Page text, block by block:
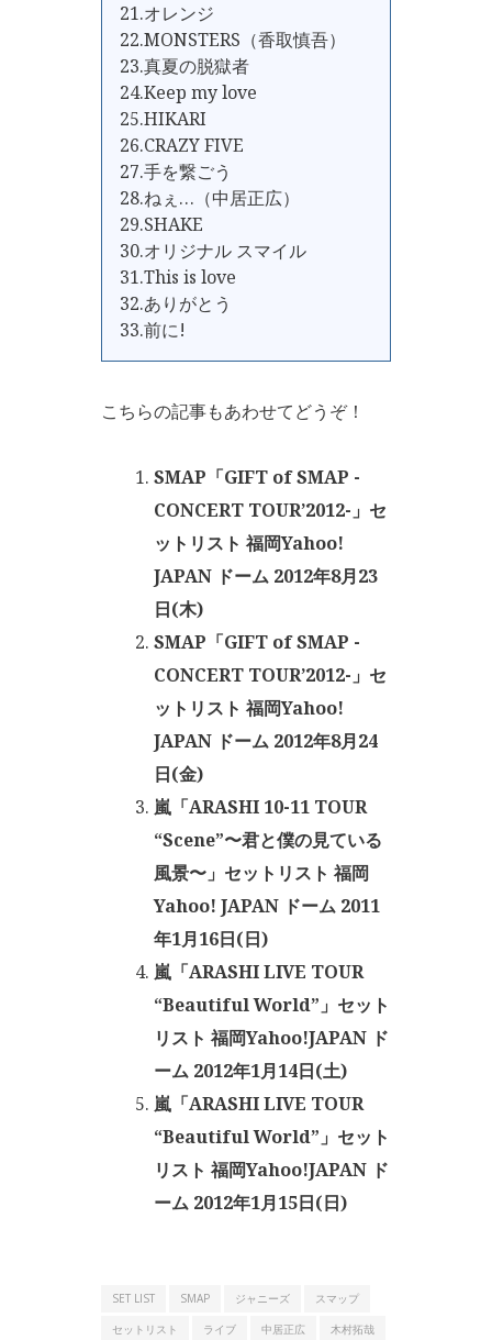
21.オレンジ
22.MONSTERS（香取慎吾）
23.真夏の脱獄者
24.Keep my love
25.HIKARI
26.CRAZY FIVE
27.手を繋ごう
28.ねぇ…（中居正広）
29.SHAKE
30.オリジナル スマイル
31.This is love
32.ありがとう
33.前に!
こちらの記事もあわせてどうぞ！
SMAP「GIFT of SMAP -
CONCERT TOUR’2012-」セ
ットリスト 福岡Yahoo!
JAPAN ドーム 2012年8月23
日(木)
SMAP「GIFT of SMAP -
CONCERT TOUR’2012-」セ
ットリスト 福岡Yahoo!
JAPAN ドーム 2012年8月24
日(金)
嵐「ARASHI 10-11 TOUR
“Scene”〜君と僕の見ている
風景〜」セットリスト 福岡
Yahoo! JAPAN ドーム 2011
年1月16日(日)
嵐「ARASHI LIVE TOUR
“Beautiful World”」セット
リスト 福岡Yahoo!JAPAN ド
ーム 2012年1月14日(土)
嵐「ARASHI LIVE TOUR
“Beautiful World”」セット
リスト 福岡Yahoo!JAPAN ド
ーム 2012年1月15日(日)
SET LIST SMAP ジャニーズ
スマップ
セットリスト
ライブ 中居正広 木村拓哉